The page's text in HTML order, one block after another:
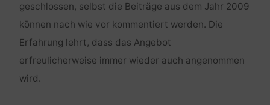
geschlossen, selbst die Beiträge aus dem Jahr 2009
können nach wie vor kommentiert werden. Die
Erfahrung lehrt, dass das Angebot
erfreulicherweise immer wieder auch angenommen
wird.